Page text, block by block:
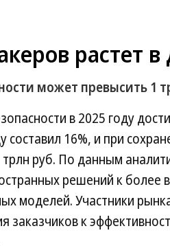
растет в
может превысить 1
в 2025 году
16%, и при
руб. По данным
решений к более
моделей. Участники
заказчиков к